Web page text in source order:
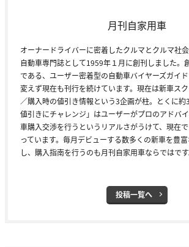
月刊自家用車
オーナードライバーに密着したクルマとクルマ社
自動車専門誌として1959年１月に創刊しました。
である、ユーザー密着型の自動車バイヤーズガイ
変えず現在も刊行を続けています。現在は新車ス
／購入時の値引き情報という3企画が柱。とくに
値引きにチャレンジ」はユーザーがプロのアドバ
車購入交渉を行うというリアルさがうけて、現在
っています。毎月デビューする数多くの新車を豊
し、購入指南を行うのも月刊自家用車ならではです
投稿一覧へ